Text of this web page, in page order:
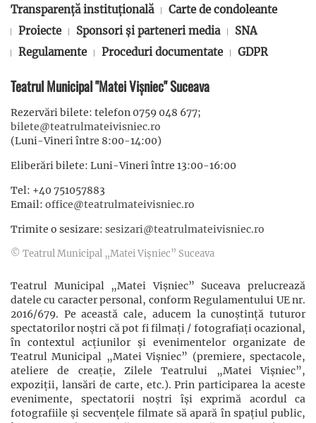
Transparență instituțională
Carte de condoleante
Proiecte
Sponsori și parteneri media
SNA
Regulamente
Proceduri documentate GDPR
Teatrul Municipal "Matei Vișniec" Suceava
Rezervări bilete: telefon 0759 048 677;
bilete@teatrulmateivisniec.ro
(Luni-Vineri între 8:00-14:00)
Eliberări bilete: Luni-Vineri între 13:00-16:00
Tel: +40 751057883
Email: office@teatrulmateivisniec.ro
Trimite o sesizare: sesizari@teatrulmateivisniec.ro
© Teatrul Municipal „Matei Vișniec” Suceava
Teatrul Municipal „Matei Vișniec” Suceava prelucrează
datele cu caracter personal, conform Regulamentului UE nr.
2016/679. Pe această cale, aducem la cunoștință tuturor
spectatorilor noștri că pot fi filmaţi / fotografiaţi ocazional,
în contextul acţiunilor şi evenimentelor organizate de
Teatrul Municipal „Matei Vișniec” (premiere, spectacole,
ateliere de creație, Zilele Teatrului „Matei Vișniec”,
expoziții, lansări de carte, etc.). Prin participarea la aceste
evenimente, spectatorii noștri își exprimă acordul ca
fotografiile și secvențele filmate să apară în spațiul public,